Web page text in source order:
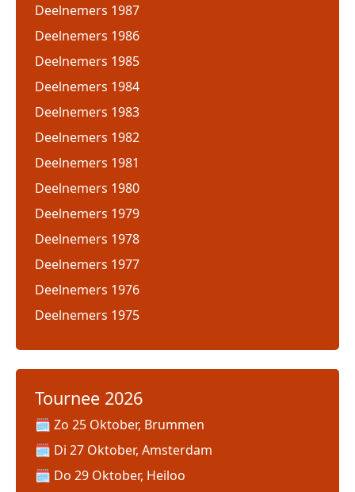
Deelnemers 1987
Deelnemers 1986
Deelnemers 1985
Deelnemers 1984
Deelnemers 1983
Deelnemers 1982
Deelnemers 1981
Deelnemers 1980
Deelnemers 1979
Deelnemers 1978
Deelnemers 1977
Deelnemers 1976
Deelnemers 1975
Tournee 2026
Zo 25 Oktober, Brummen
Di 27 Oktober, Amsterdam
Do 29 Oktober, Heiloo